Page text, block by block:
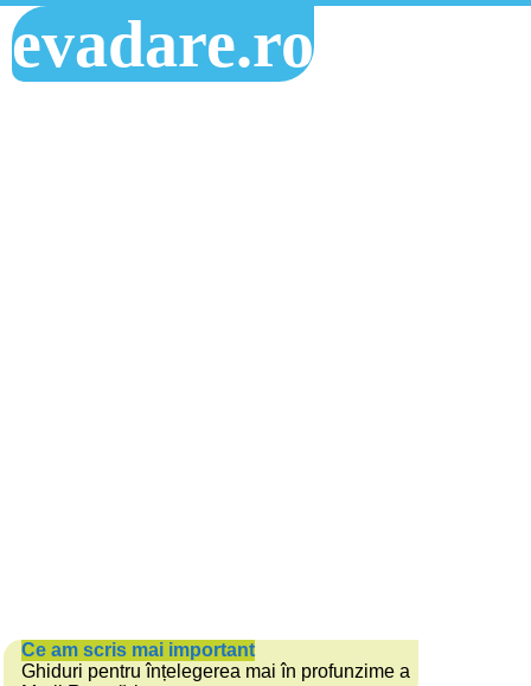
evadare.ro
Ce am scris mai important
Ghiduri pentru înțelegerea mai în profunzime a